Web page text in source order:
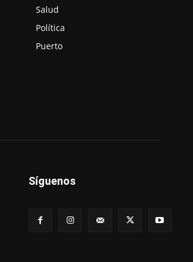
Salud
Política
Puerto
Síguenos